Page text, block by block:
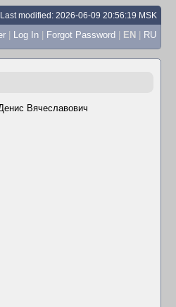
Last modified: 2026-06-09 20:56:19 MSK
| Log In | Forgot Password | EN | RU
Вячеславович